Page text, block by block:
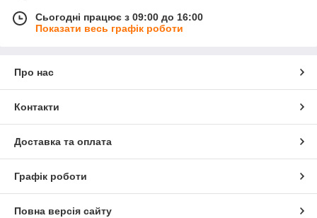
Сьогодні працює з 09:00 до 16:00
Показати весь графік роботи
Про нас
Контакти
Доставка та оплата
Графік роботи
Повна версія сайту